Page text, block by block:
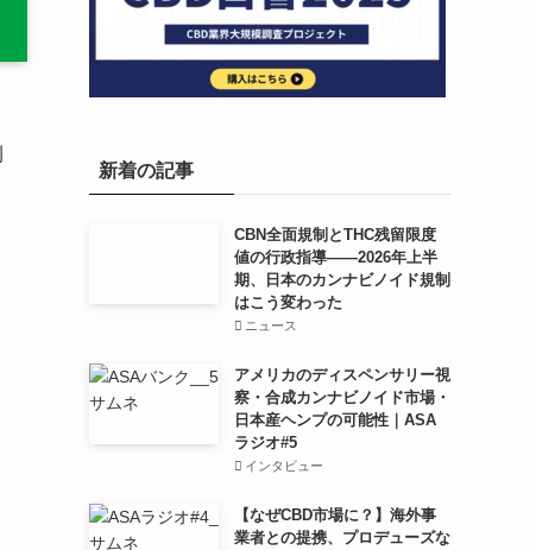
新着の記事
CBN全面規制とTHC残留限度
値の行政指導——2026年上半
期、日本のカンナビノイド規制
はこう変わった
ニュース
アメリカのディスペンサリー視
察・合成カンナビノイド市場・
日本産ヘンプの可能性｜ASA
ラジオ#5
インタビュー
【なぜCBD市場に？】海外事
業者との提携、プロデューズな